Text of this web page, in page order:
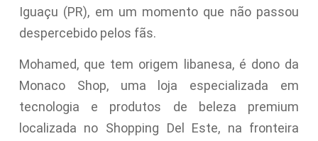
Iguaçu (PR), em um momento que não passou
despercebido pelos fãs.
Mohamed, que tem origem libanesa, é dono da
Monaco Shop, uma loja especializada em
tecnologia e produtos de beleza premium
localizada no Shopping Del Este, na fronteira